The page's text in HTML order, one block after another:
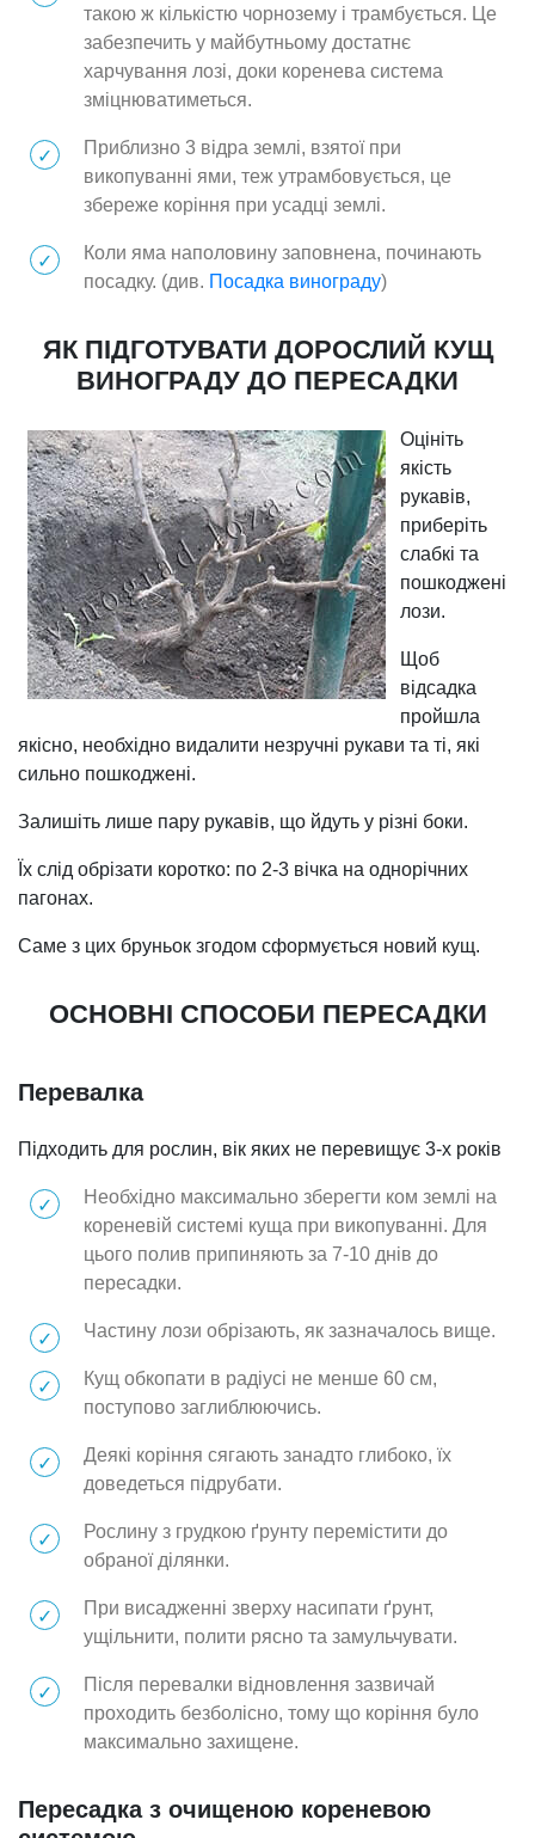
такою ж кількістю чорнозему і трамбується. Це
забезпечить у майбутньому достатнє
харчування лозі, доки коренева система
зміцнюватиметься.
Приблизно 3 відра землі, взятої при
викопуванні ями, теж утрамбовується, це
збереже коріння при усадці землі.
Коли яма наполовину заповнена, починають
посадку. (див. Посадка винограду)
ЯК ПІДГОТУВАТИ ДОРОСЛИЙ КУЩ
ВИНОГРАДУ ДО ПЕРЕСАДКИ
Оцініть
якість
рукавів,
приберіть
слабкі та
пошкоджені
лози.
Щоб
відсадка
пройшла
якісно, необхідно видалити незручні рукави та ті, які
сильно пошкоджені.
Залишіть лише пару рукавів, що йдуть у різні боки.
Їх слід обрізати коротко: по 2-3 вічка на однорічних
пагонах.
Саме з цих бруньок згодом сформується новий кущ.
ОСНОВНІ СПОСОБИ ПЕРЕСАДКИ
Перевалка
Підходить для рослин, вік яких не перевищує 3-х років
Необхідно максимально зберегти ком землі на
кореневій системі куща при викопуванні. Для
цього полив припиняють за 7-10 днів до
пересадки.
Частину лози обрізають, як зазначалось вище.
Кущ обкопати в радіусі не менше 60 см,
поступово заглиблюючись.
Деякі коріння сягають занадто глибоко, їх
доведеться підрубати.
Рослину з грудкою ґрунту перемістити до
обраної ділянки.
При висадженні зверху насипати ґрунт,
ущільнити, полити рясно та замульчувати.
Після перевалки відновлення зазвичай
проходить безболісно, тому що коріння було
максимально захищене.
Пересадка з очищеною кореневою